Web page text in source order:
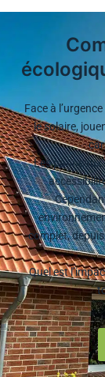
Face à
le solaire,
Les panneaux
complet,
Quel est